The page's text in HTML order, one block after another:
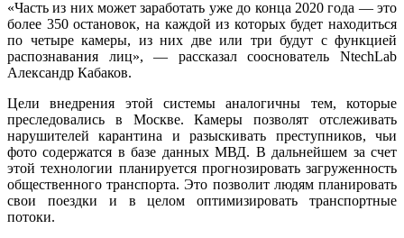
«Часть из них может заработать уже до конца 2020 года — это
более 350 остановок, на каждой из которых будет находиться
по четыре камеры, из них две или три будут c функцией
распознавания лиц», — рассказал сооснователь NtechLab
Александр Кабаков.
Цели внедрения этой системы аналогичны тем, которые
преследовались в Москве. Камеры позволят отслеживать
нарушителей карантина и разыскивать преступников, чьи
фото содержатся в базе данных МВД. В дальнейшем за счет
этой технологии планируется прогнозировать загруженность
общественного транспорта. Это позволит людям планировать
свои поездки и в целом оптимизировать транспортные
потоки.